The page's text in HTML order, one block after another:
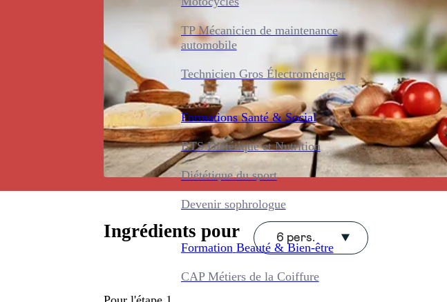
TP Mécanicien de maintenance
automobile
Technicien Gros Électroménager
Formations Santé & Social
BTS Diététique et Nutrition
Diététique du sport
Devenir sophrologue
Formation Beauté & Bien-être
CAP Métiers de la Coiffure
Ingrédients pour 6 pers.